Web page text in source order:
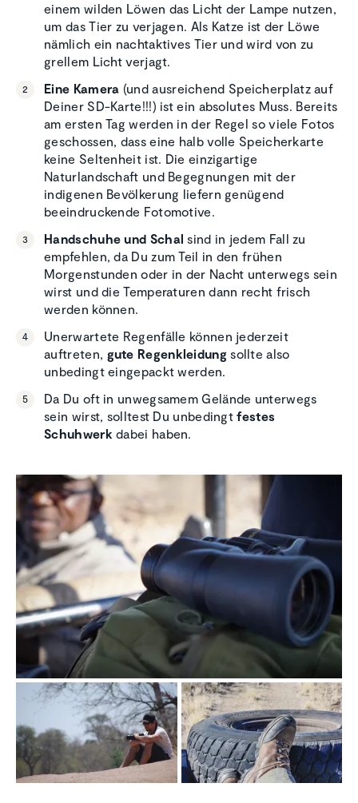
einem wilden Löwen das Licht der Lampe nutzen,
um das Tier zu verjagen. Als Katze ist der Löwe
nämlich ein nachtaktives Tier und wird von zu
grellem Licht verjagt.
Eine Kamera (und ausreichend Speicherplatz auf
Deiner SD-Karte!!!) ist ein absolutes Muss. Bereits
am ersten Tag werden in der Regel so viele Fotos
geschossen, dass eine halb volle Speicherkarte
keine Seltenheit ist. Die einzigartige
Naturlandschaft und Begegnungen mit der
indigenen Bevölkerung liefern genügend
beeindruckende Fotomotive.
Handschuhe und Schal sind in jedem Fall zu
empfehlen, da Du zum Teil in den frühen
Morgenstunden oder in der Nacht unterwegs sein
wirst und die Temperaturen dann recht frisch
werden können.
Unerwartete Regenfälle können jederzeit
auftreten, gute Regenkleidungsollte also
unbedingt eingepackt werden.
Da Du oft in unwegsamem Gelände unterwegs
sein wirst, solltest Du unbedingtfestes
Schuhwerk dabei haben.